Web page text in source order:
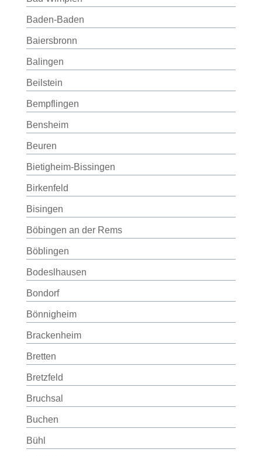
Baden-Baden
Baiersbronn
Balingen
Beilstein
Bempflingen
Bensheim
Beuren
Bietigheim-Bissingen
Birkenfeld
Bisingen
Böbingen an der Rems
Böblingen
Bodeslhausen
Bondorf
Bönnigheim
Brackenheim
Bretten
Bretzfeld
Bruchsal
Buchen
Bühl